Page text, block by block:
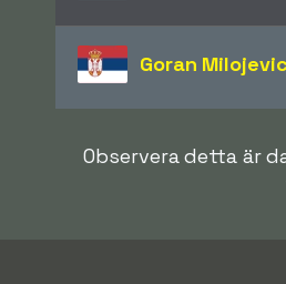
Goran Milojevic
Observera detta är